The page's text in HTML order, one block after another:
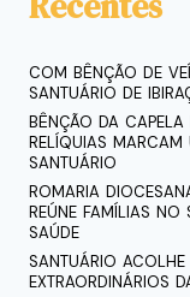
COM BÊNÇÃO DE
SANTUÁRIO DE
BÊNÇÃO DA CAPELA
RELÍQUIAS
SANTUÁRIO
ROMARIA
REÚNE FAMÍLIAS NO
SAÚDE
SANTUÁRIO
EXTRAORDINÁRIOS